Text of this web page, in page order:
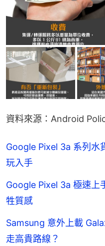
資料來源：Android
Google Pixel 3a 系列
玩入手
Google Pixel 3a 極速上
牲質感
Samsung 意外上載
走高貴路線？